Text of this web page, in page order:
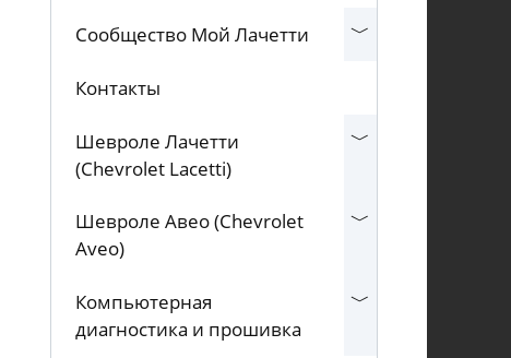
Сообщество Мой Лачетти
Контакты
Шевроле Лачетти
(Chevrolet Lacetti)
Шевроле Авео (Chevrolet
Aveo)
Компьютерная
диагностика и прошивка